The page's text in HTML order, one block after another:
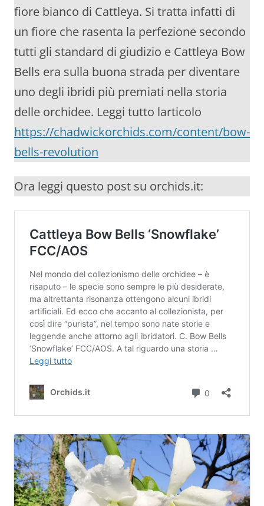
fiore bianco di Cattleya. Si tratta infatti di
un fiore che rasenta la perfezione secondo
tutti gli standard di giudizio e Cattleya Bow
Bells era sulla buona strada per diventare
uno degli ibridi più premiati nella storia
delle orchidee. Leggi tutto larticolo
https://chadwickorchids.com/content/bow-
bells-revolution
Ora leggi questo post su orchids.it: